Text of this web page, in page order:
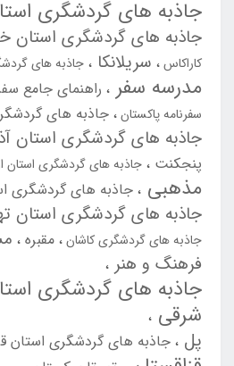
جاذبه های گردشگری
جاذبه های گردشگری استان
کاراکاس سریلانکا جاذبه های
مدرسه سفر راهنمای جامع
سفرنامه پاکستان جاذبه های
جاذبه های گردشگری استان
پنجکنت جاذبه های گردشگری استان
مذهبی جاذبه های گردشگری
جاذبه های گردشگری استان
جاذبه های گردشگری کاشان مقبره
فرهنگ و هنر
جاذبه های گردشگری
شرقی
پل جاذبه های گردشگری استان